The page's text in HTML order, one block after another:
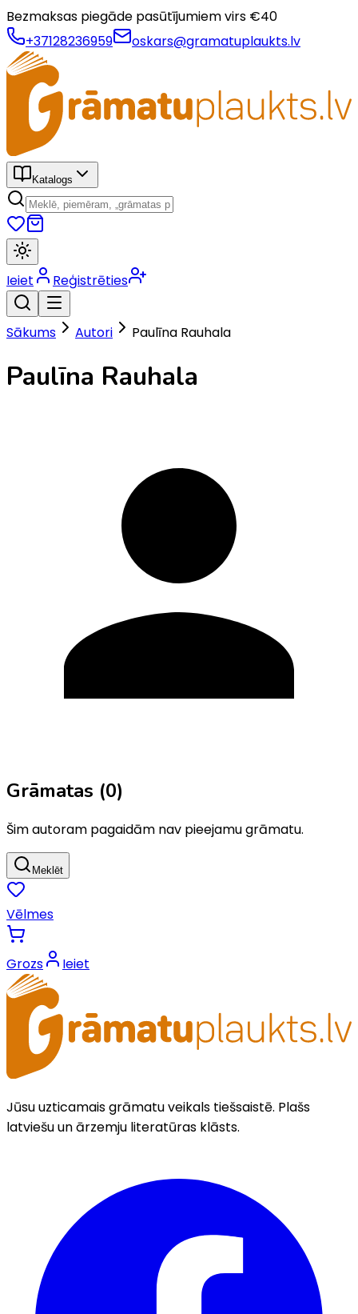
Bezmaksas piegāde pasūtījumiem virs €40
+37128236959
oskars@gramatuplaukts.lv
Katalogs
Ieiet Reģistrēties
Sākums Autori Paulīna Rauhala
Paulīna Rauhala
Grāmatas (0)
Šim autoram pagaidām nav pieejamu grāmatu.
Meklēt
Vēlmes
Grozs Ieiet
Jūsu uzticamais grāmatu veikals tiešsaistē. Plašs
latviešu un ārzemju literatūras klāsts.